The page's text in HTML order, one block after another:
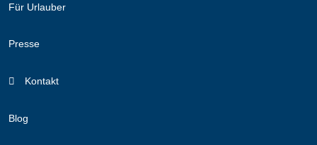
Für Urlauber
Presse
Kontakt
Blog